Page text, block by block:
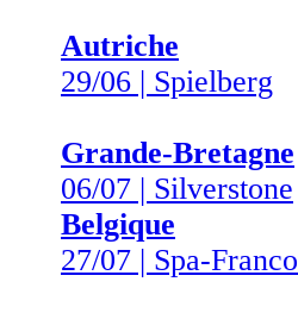
Autriche
29/06 | Spielberg
Grande-Bretagne
06/07 | Silverstone
Belgique
27/07 | Spa-